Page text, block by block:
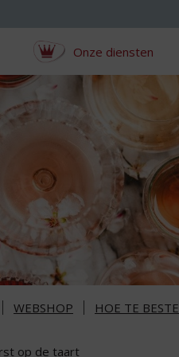
Onze diensten
WEBSHOP HOE TE
op de taart